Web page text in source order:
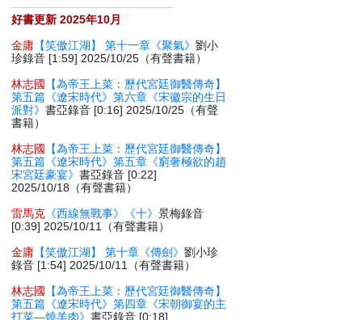
好書更新 2025年10月
金庸 【笑傲江湖】 第十一章《聚氣》劉小
珍錄音 [1:59] 2025/10/25（有聲書籍）
林志國
【為帝王上菜：歷代宮廷御醫傳奇】
第五篇《遼宋時代》第六章《宋徽宗的生日
派對》書亞錄音 [0:16] 2025/10/25（有聲
書籍）
林志國
【為帝王上菜：歷代宮廷御醫傳奇】
第五篇《遼宋時代》第五章《窮奢極欲的趙
宋宮廷豪宴》書亞錄音 [0:22]
2025/10/18（有聲書籍）
雷馬克 《西線無戰事》《十》景梅錄音
[0:39] 2025/10/11（有聲書籍）
金庸 【笑傲江湖】 第十章《傳劍》劉小珍
錄音 [1:54] 2025/10/11（有聲書籍）
林志國
【為帝王上菜：歷代宮廷御醫傳奇】
第五篇《遼宋時代》第四章《宋朝御宴的主
打菜—燒羊肉》書亞錄音 [0:18]